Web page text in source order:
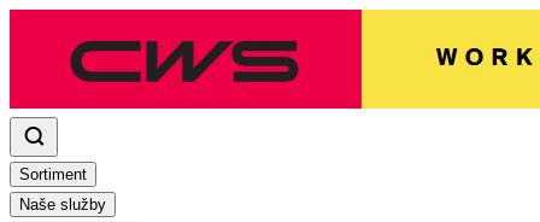
Sortiment
Naše služby